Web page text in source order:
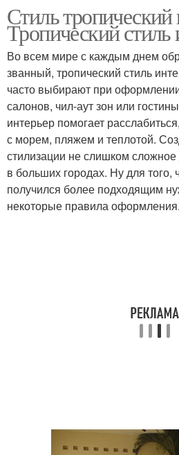
Стиль тропический
Тропический стиль
Во всем мире с каждым днем
званный, тропический стиль
часто выбирают при
салонов, чил-аут зон или
интерьер помогает
с морем, пляжем и теплотой.
стилизации не слишком
в больших городах. Ну для того,
получился более подходящим
некоторые правила оформления.